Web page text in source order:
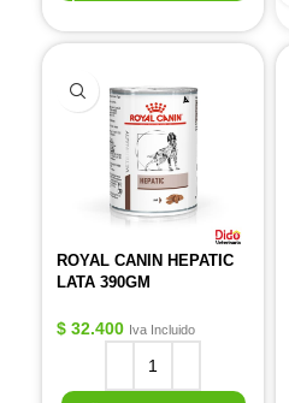
ROYAL CANIN HEPATIC
LATA 390GM
$ 32.400 Iva Incluido